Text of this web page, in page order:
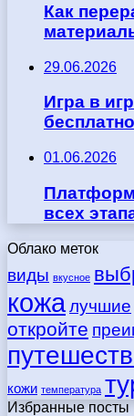
Как
29.06.2026
Игра в
01.06.2026
всех
Облако меток
виды вкусное
кожа лучшие
откройте
кожи температура
Избранные посты